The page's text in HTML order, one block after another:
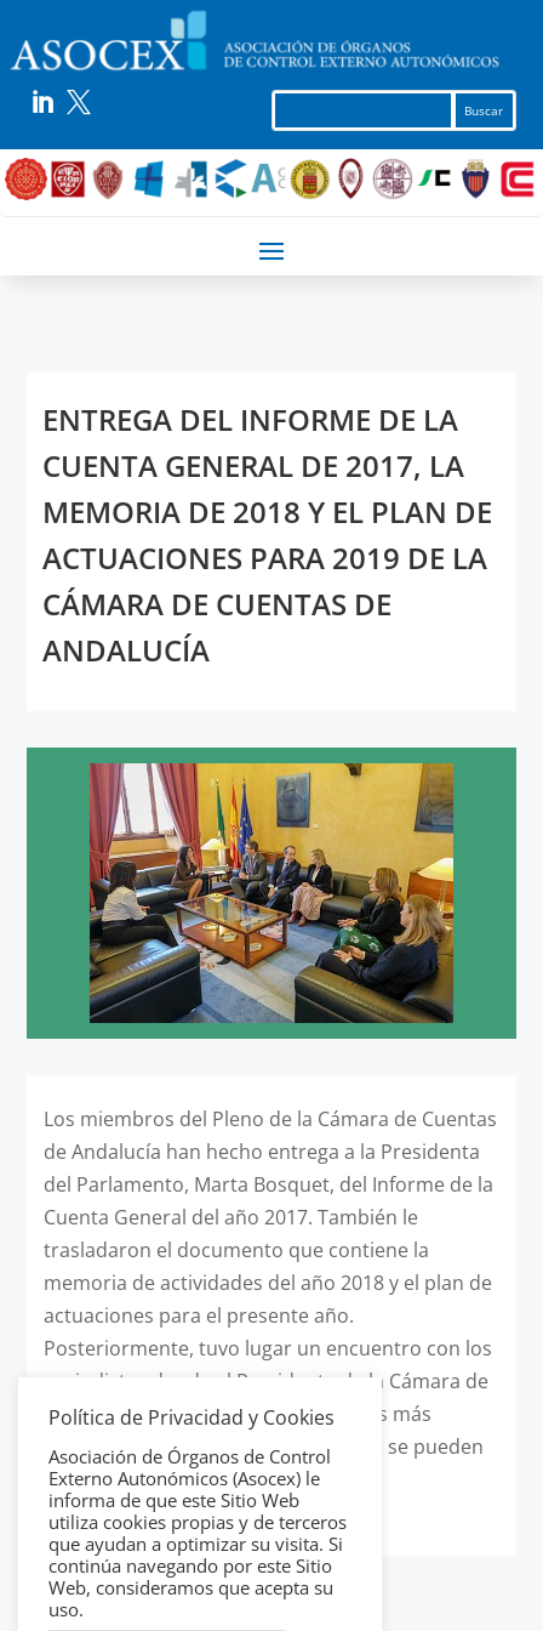
 
ENTREGA DEL INFORME DE LA
CUENTA GENERAL DE 2017, LA
MEMORIA DE 2018 Y EL PLAN DE
ACTUACIONES PARA 2019 DE LA
CÁMARA DE CUENTAS DE
ANDALUCÍA
Los miembros del Pleno de la Cámara de Cuentas
de Andalucía han hecho entrega a la Presidenta
del Parlamento, Marta Bosquet, del Informe de la
Cuenta General del año 2017. También le
trasladaron el documento que contiene la
memoria de actividades del año 2018 y el plan de
actuaciones para el presente año.
Posteriormente, tuvo lugar un encuentro con los
periodistas donde el Presidente de la Cámara de
Cuentas dio a conocer los contenidos más
relevantes de estos documentos que se pueden
consultar en la web de la institución
www.ccuentas.es
Política de Privacidad y Cookies
Asociación de Órganos de Control
Externo Autonómicos (Asocex) le
informa de que este Sitio Web
utiliza cookies propias y de terceros
que ayudan a optimizar su visita. Si
continúa navegando por este Sitio
Web, consideramos que acepta su
uso.